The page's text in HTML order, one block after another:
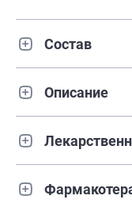
Состав
Описание